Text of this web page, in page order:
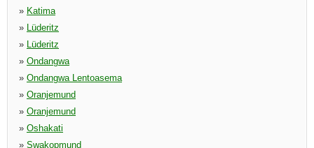
» Katima
» Lüderitz
» Lüderitz
» Ondangwa
» Ondangwa Lentoasema
» Oranjemund
» Oranjemund
» Oshakati
» Swakopmund